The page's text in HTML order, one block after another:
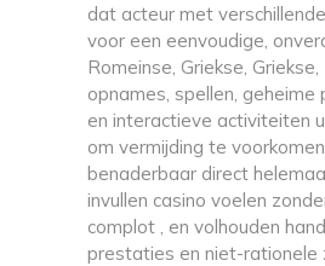
dat acteur met
voor een eenvoudige,
Romeinse, Griekse,
opnames, spellen,
en interactieve activiteiten
om vermijding te
benaderbaar direct
invullen casino voelen
complot , en volhouden
prestaties en niet-rationele